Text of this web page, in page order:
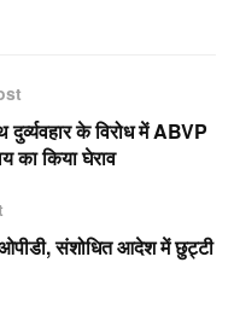
के विरोध में ABVP
का किया घेराव
संशोधित आदेश में छुट्टी